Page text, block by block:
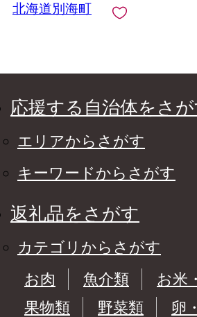
北海道別海町
応援する自治体をさ
エリアからさがす
キーワードからさがす
返礼品をさがす
カテゴリからさがす
お肉
魚介類
お米
果物類
野菜類
卵